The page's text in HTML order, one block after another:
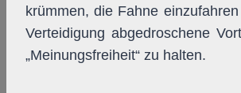
krümmen, die Fahne
Verteidigung abgedroschene
„Meinungsfreiheit“ zu halten.